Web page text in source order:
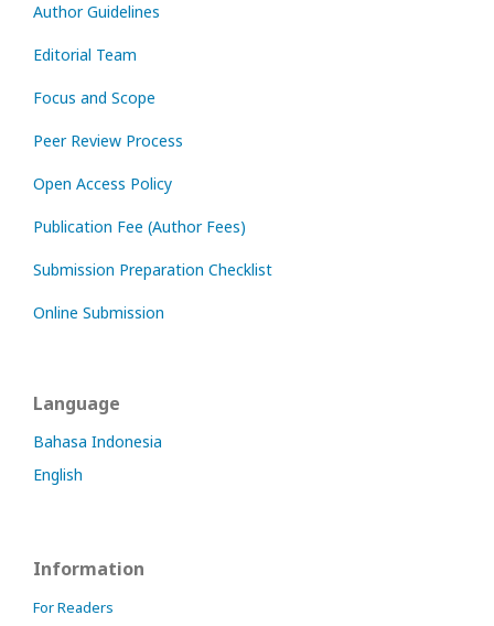
Author Guidelines
Editorial Team
Focus and Scope
Peer Review Process
Open Access Policy
Publication Fee (Author Fees)
Submission Preparation Checklist
Online Submission
Language
Bahasa Indonesia
English
Information
For Readers